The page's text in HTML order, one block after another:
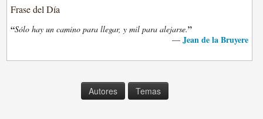
Frase del Día
“Sólo hay un camino para llegar, y mil para alejarse.”
— Jean de la Bruyere
Autores Temas